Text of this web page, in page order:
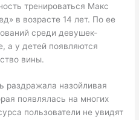
тренироваться Макс
в возрасте 14 лет. По ее
среди девушек-
а у детей появляются
вины.
раздражала назойливая
появлялась на многих
пользователи не увидят